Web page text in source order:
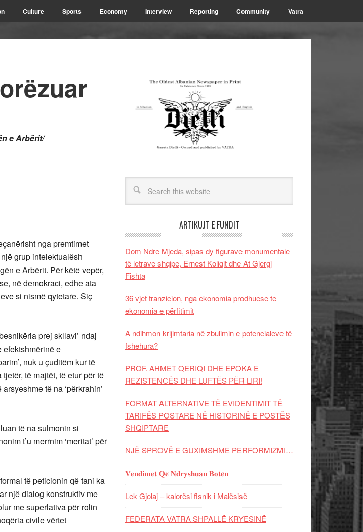
Culture Sports Economy Interview Reporting Community Vatra
e Arbërit/
nga premtimet
grup intelektualësh
e Arbërit. Për këtë vepër,
në demokraci, edhe ata
si nismë qytetare. Siç
prej skllavi’ ndaj
efektshmërinë e
nuk u çuditëm kur të
të majtët, të etur për të
të na ‘përkrahin’
të na sulmonin si
t’u merrnim ‘meritat’ për
të peticionin që tani ka
një dialog konstruktiv me
me superlativa për rolin
civile vërtet
ARTIKUJT E FUNDIT
Dom Ndre Mjeda, sipas dy figurave monumentale
të letrave shqipe, Ernest Koliqit dhe At Gjergj
Fishta
36 vjet tranzicion, nga ekonomia prodhuese te
ekonomia e përfitimit
A ndihmon krijimtaria në zbulimin e potencialeve të
fshehura?
PROF. AHMET QERIQI DHE EPOKA E
REZISTENCЁS DHE LUFTЁS PЁR LIRI!
FORMAT ALTERNATIVE TË EVIDENTIMIT TË
TARIFËS POSTARE NË HISTORINË E POSTËS
SHQIPTARE
NJË SPROVË E GUXIMSHME PERFORMIZMI…
𝐕𝐞𝐧𝐝𝐢𝐦𝐞𝐭 𝐐𝐞̈ 𝐍𝐝𝐫𝐲𝐬𝐡𝐮𝐚𝐧 𝐁𝐨𝐭𝐞̈𝐧
Lek Gjolaj – kalorësi fisnik i Malësisë
FEDERATA VATRA SHPALLË KRYESINË